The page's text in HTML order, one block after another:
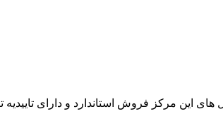
شود. تمامی کابل های این مرکز فروش استاندارد و دارای